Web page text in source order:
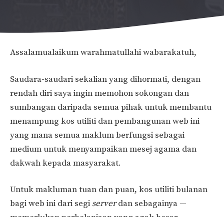
Assalamualaikum warahmatullahi wabarakatuh,
Saudara-saudari sekalian yang dihormati, dengan
rendah diri saya ingin memohon sokongan dan
sumbangan daripada semua pihak untuk membantu
menampung kos utiliti dan pembangunan web ini
yang mana semua maklum berfungsi sebagai
medium untuk menyampaikan mesej agama dan
dakwah kepada masyarakat.
Untuk makluman tuan dan puan, kos utiliti bulanan
bagi web ini dari segi serverdan sebagainya —